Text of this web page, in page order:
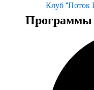
Клуб "Поток
Программы